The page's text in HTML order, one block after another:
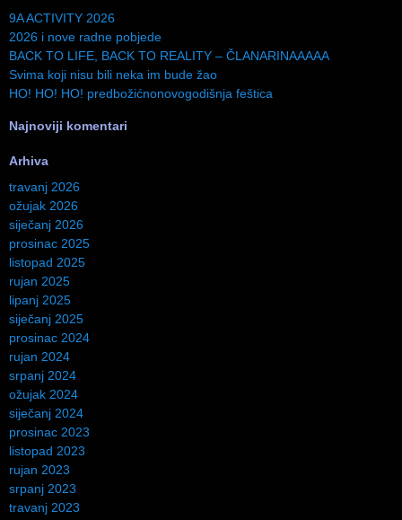
9A ACTIVITY 2026
2026 i nove radne pobjede
BACK TO LIFE, BACK TO REALITY – ČLANARINAAAAA
Svima koji nisu bili neka im bude žao
HO! HO! HO! predbožićnonovogodišnja feštica
Najnoviji komentari
Arhiva
travanj 2026
ožujak 2026
siječanj 2026
prosinac 2025
listopad 2025
rujan 2025
lipanj 2025
siječanj 2025
prosinac 2024
rujan 2024
srpanj 2024
ožujak 2024
siječanj 2024
prosinac 2023
listopad 2023
rujan 2023
srpanj 2023
travanj 2023